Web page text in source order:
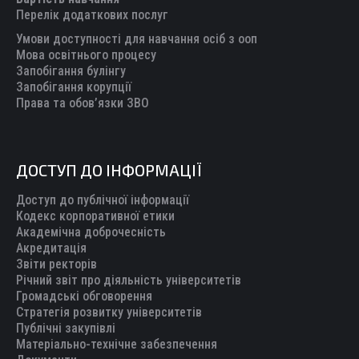
windowwindowwindowwindow
Перелік додаткових послуг
Умови доступності для навчання осіб з ооп
Мова освітнього процесу
Запобігання булінгу
Запобігання корупції
Права та обов’язки ЗВО
ДОСТУП ДО ІНФОРМАЦІЇ
Доступ до публічної інформації
Кодекс корпоративної етики
Академічна доброчесність
Акредитація
Звіти ректорів
Річний звіт про діяльність університетів
Громадські обговорення
Стратегія розвитку університетів
Публічні закупівлі
Матеріально-технічне забезпечення